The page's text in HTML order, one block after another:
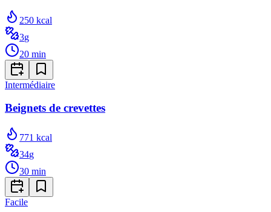
250 kcal
3g
20 min
Intermédiaire
Beignets de crevettes
771 kcal
34g
30 min
Facile